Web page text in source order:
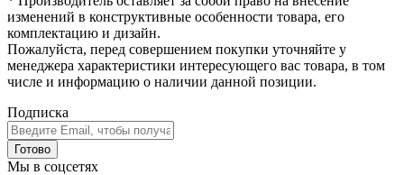
изменений в конструктивные особенности товара, его
комплектацию и дизайн.
Пожалуйста, перед совершением покупки уточняйте у
менеджера характеристики интересующего вас товара, в том
числе и информацию о наличии данной позиции.
Подписка
Готово
Мы в соцсетях